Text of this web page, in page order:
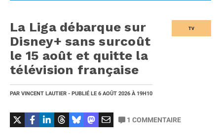
TV
La Liga débarque sur
Disney+ sans surcoût
le 15 août et quitte la
télévision française
PAR VINCENT LAUTIER - PUBLIÉ LE 6 AOÛT 2026 À 19H10
1 COMMENTAIRE